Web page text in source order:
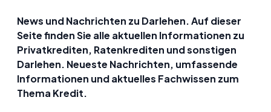
News und Nachrichten zu Darlehen. Auf dieser
Seite finden Sie alle aktuellen Informationen zu
Privatkrediten, Ratenkrediten und sonstigen
Darlehen. Neueste Nachrichten, umfassende
Informationen und aktuelles Fachwissen zum
Thema Kredit.